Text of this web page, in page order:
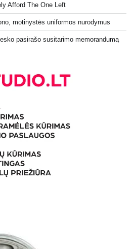
Afford The One Left
motinystės uniformos nurodymus
pasirašo susitarimo memorandumą